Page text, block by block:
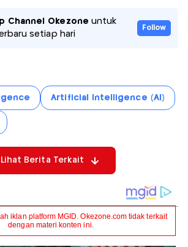
Channel Okezone untuk
setiap hari
Follow
Artificial Intelligence (AI)
Lihat Berita Terkait